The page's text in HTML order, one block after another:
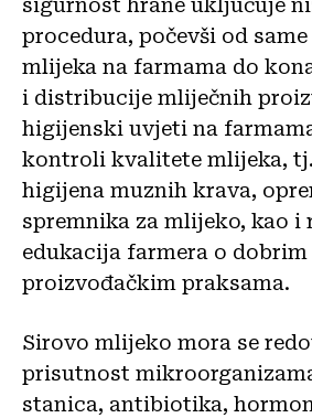
sigurnost hrane uključuje
procedura, počevši od
mlijeka na farmama do
i distribucije mliječnih
higijenski uvjeti na
kontroli kvalitete mlijeka,
higijena muznih krava,
spremnika za mlijeko, kao i
edukacija farmera o
proizvođačkim praksama.
Sirovo mlijeko mora se
prisutnost
stanica, antibiotika,